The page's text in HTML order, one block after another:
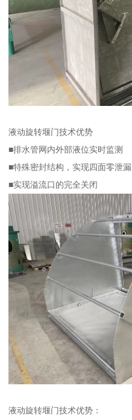
液动旋转堰门技术优势
■排水管网内外部液位实时监测
■特殊密封结构，实现四面零泄漏
■实现溢流口的完全关闭
液动旋转堰门技术优势：